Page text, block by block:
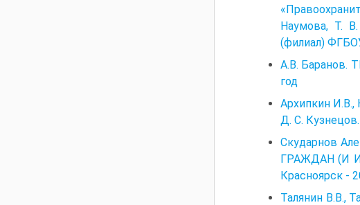
Наумова, Т.
(филиал)
А.В. Баранов.
год
Архипкин И.В.,
Д. С.
Скударнов
ГРАЖДАН (И
Красноярск -
Талянин В.В.,